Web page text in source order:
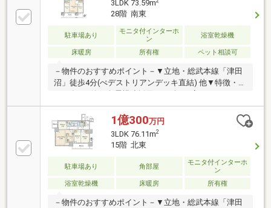
ト飼育可(細則有)・即引渡し可(残金精算後)▼設備・床
暖房(LD)・食洗機・浴室乾燥機▼周辺環境・ベルクフ
ォルテ津田沼店 徒歩3分(約230m)■ ご希望の住まい探
しをお手伝いします ━━━━━・・・物件の詳細・ご
相談はお気軽にお問い合わせください。
3LDK 73.59m
28階 南東
駐車場あり
モニタ付インターホ
ン
浴室乾燥機
床暖房 所有権 ペット相談可
－物件のおすすめポイント－▼立地・総武本線「津田
沼」徒歩4分(ぺデストリアンデッキ直結) 他▼特徴・
に面す設計・全居室の収納に加え、SIC有・ペット飼
育可(細則有)・コンシェルジュサービス有▼設備・床
暖房(リビング)・食洗機／ディスポーザー・浴室暖房
乾燥機・エコカラット(リビング・玄関)▼周辺環境・
ベルクフォルテ津田沼店 徒歩3分(約230m)※専有面積
にトランクルーム約0.75平米含む■ ご希望の住まい探
しをお手伝いします ━━━━━・・・物件の詳細・ご
相談はお気軽にお問い合わせください。
1億300万円
3LDK 76.11m2
15階 北東
駐車場あり 角部屋
モニタ付インターホ
ン
浴室乾燥機
床暖房 所有権
－物件のおすすめポイント－▼立地・総武本線「津田